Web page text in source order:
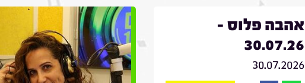
אהבה פלוס -
30.07.26
30.07.2026